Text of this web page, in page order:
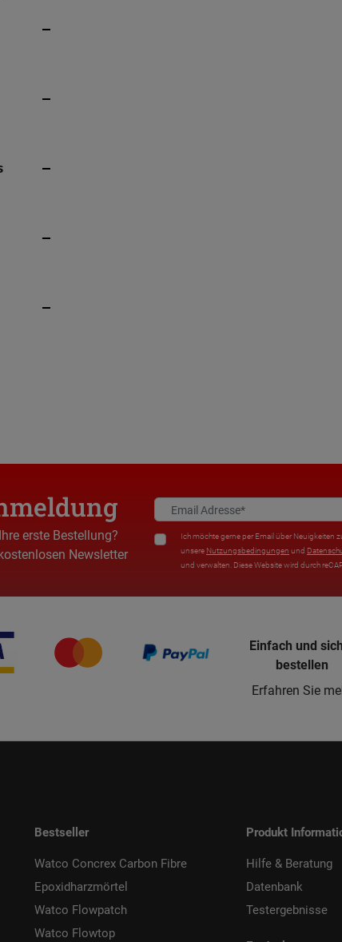
erste Bestellung?
Newsletter
Ich möchte gerne per Email über Neuigkeiten
unsere Nutzungsbedingungen und
und verwalten. Diese Website wird durch
Einfach und
bestellen
Erfahren Sie
Bestseller
Watco Concrex Carbon Fibre
Epoxidharzmörtel
Watco Flowpatch
Watco Flowtop
Produkt
Hilfe & Beratung
Datenbank
Testergebnisse